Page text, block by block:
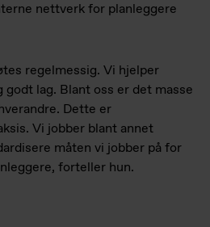
nettverk for planleggere
regelmessig. Vi hjelper
lag. Blant oss er det masse
Dette er
Vi jobber blant annet
måten vi jobber på for
forteller hun.